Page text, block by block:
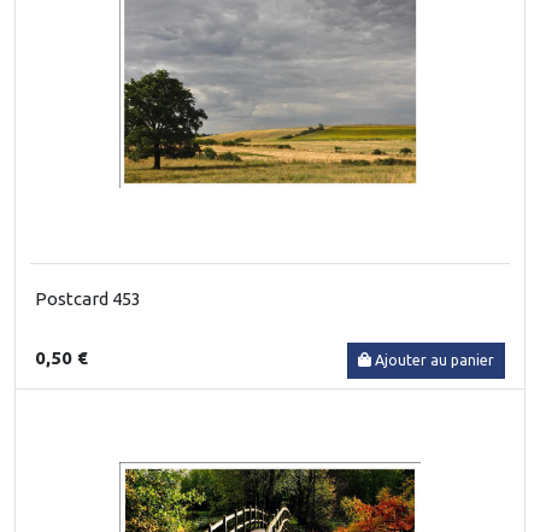
Postcard 453
0,50 € Ajouter au panier